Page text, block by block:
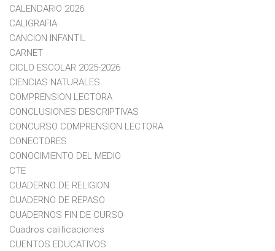
CALENDARIO 2026
CALIGRAFIA
CANCION INFANTIL
CARNET
CICLO ESCOLAR 2025-2026
CIENCIAS NATURALES
COMPRENSION LECTORA
CONCLUSIONES DESCRIPTIVAS
CONCURSO COMPRENSION LECTORA
CONECTORES
CONOCIMIENTO DEL MEDIO
CTE
CUADERNO DE RELIGION
CUADERNO DE REPASO
CUADERNOS FIN DE CURSO
Cuadros calificaciones
CUENTOS EDUCATIVOS